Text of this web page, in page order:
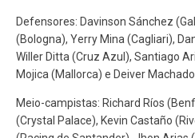
Defensores: Davinson Sánchez
(Bologna), Yerry Mina (Cagliari),
Willer Ditta (Cruz Azul), Santiago
Mojica (Mallorca) e Deiver
Meio-campistas: Richard Ríos
(Crystal Palace), Kevin Castaño